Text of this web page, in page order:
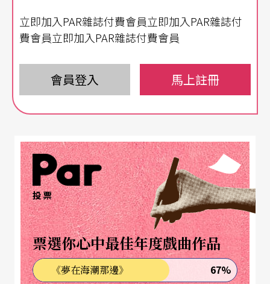
八歲的鄭大娘，挑戰她從未全本演出的巴赫無伴
奏，老了，真的老了。請注意，這不是老態龍鍾的
種「老辣」之氣！褪去了青春時那細膩的自持、面
面俱到的樂思，與精心營造的瑰麗音色。她口中吐
本真的素描筆觸，口氣卻硬得近乎鐫刻的力道。鄭
京和似乎把年輕時少見的火氣，悉數醇化成一種雄
辯的力道。她不再保留、不再掩飾，有話直說，
「聖賢與我無異」，「六經皆我註腳」！
「六經皆我註腳」！這很自負，甚至接近偏執的一
種態度，在鄭京和的巴赫中，卻好像自然得不得
立即加入PAR雜誌付費會員立即加入PAR雜誌付
費會員立即加入PAR雜誌付費會員
會員登入 馬上註冊
投票
票選你心中最佳年度戲曲作品
《夢在海潮那邊》 67%